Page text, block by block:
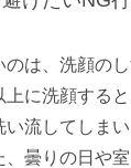
のは、洗顔の
上に洗顔する
い流してしま
曇りの日や